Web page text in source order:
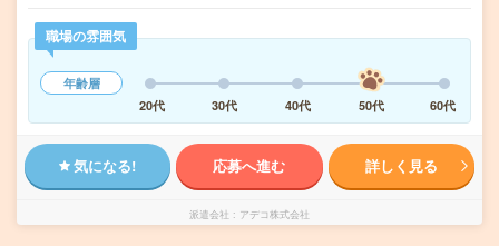
職場の雰囲気
年齢層
20代
30代 40代 50代 60代
気になる! 応募へ進む 詳しく見る
派遣会社 アデコ株式会社